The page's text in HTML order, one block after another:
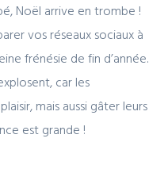
Noël arrive en trombe !
vos réseaux sociaux à
frénésie de fin d’année.
car les
mais aussi gâter leurs
est grande !